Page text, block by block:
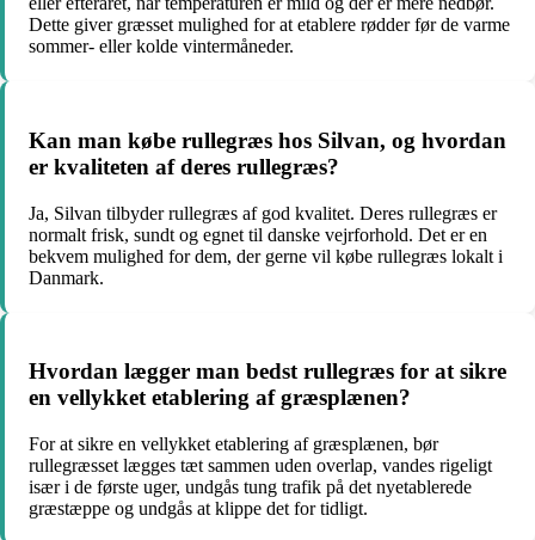
Dette giver græsset mulighed for at etablere rødder før de varme
sommer- eller kolde vintermåneder.
Kan man købe rullegræs hos Silvan, og hvordan
er kvaliteten af deres rullegræs?
Ja, Silvan tilbyder rullegræs af god kvalitet. Deres rullegræs er
normalt frisk, sundt og egnet til danske vejrforhold. Det er en
bekvem mulighed for dem, der gerne vil købe rullegræs lokalt i
Danmark.
Hvordan lægger man bedst rullegræs for at sikre
en vellykket etablering af græsplænen?
For at sikre en vellykket etablering af græsplænen, bør
rullegræsset lægges tæt sammen uden overlap, vandes rigeligt
især i de første uger, undgås tung trafik på det nyetablerede
græstæppe og undgås at klippe det for tidligt.